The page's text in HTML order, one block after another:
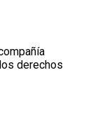
derechos